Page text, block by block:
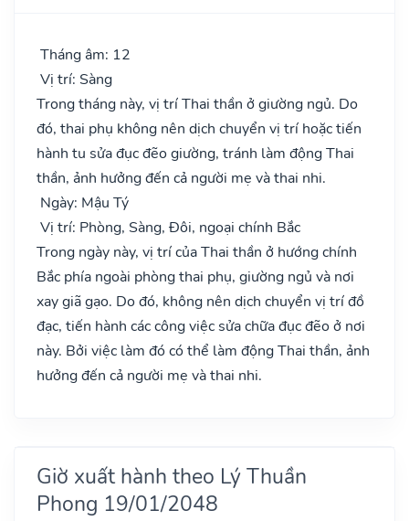
Tháng âm: 12
Vị trí: Sàng
Trong tháng này, vị trí Thai thần ở giường ngủ. Do
đó, thai phụ không nên dịch chuyển vị trí hoặc tiến
hành tu sửa đục đẽo giường, tránh làm động Thai
thần, ảnh hưởng đến cả người mẹ và thai nhi.
Ngày: Mậu Tý
Vị trí: Phòng, Sàng, Đôi, ngoại chính Bắc
Trong ngày này, vị trí của Thai thần ở hướng chính
Bắc phía ngoài phòng thai phụ, giường ngủ và nơi
xay giã gạo. Do đó, không nên dịch chuyển vị trí đồ
đạc, tiến hành các công việc sửa chữa đục đẽo ở nơi
này. Bởi việc làm đó có thể làm động Thai thần, ảnh
hưởng đến cả người mẹ và thai nhi.
Giờ xuất hành theo Lý Thuần
Phong 19/01/2048